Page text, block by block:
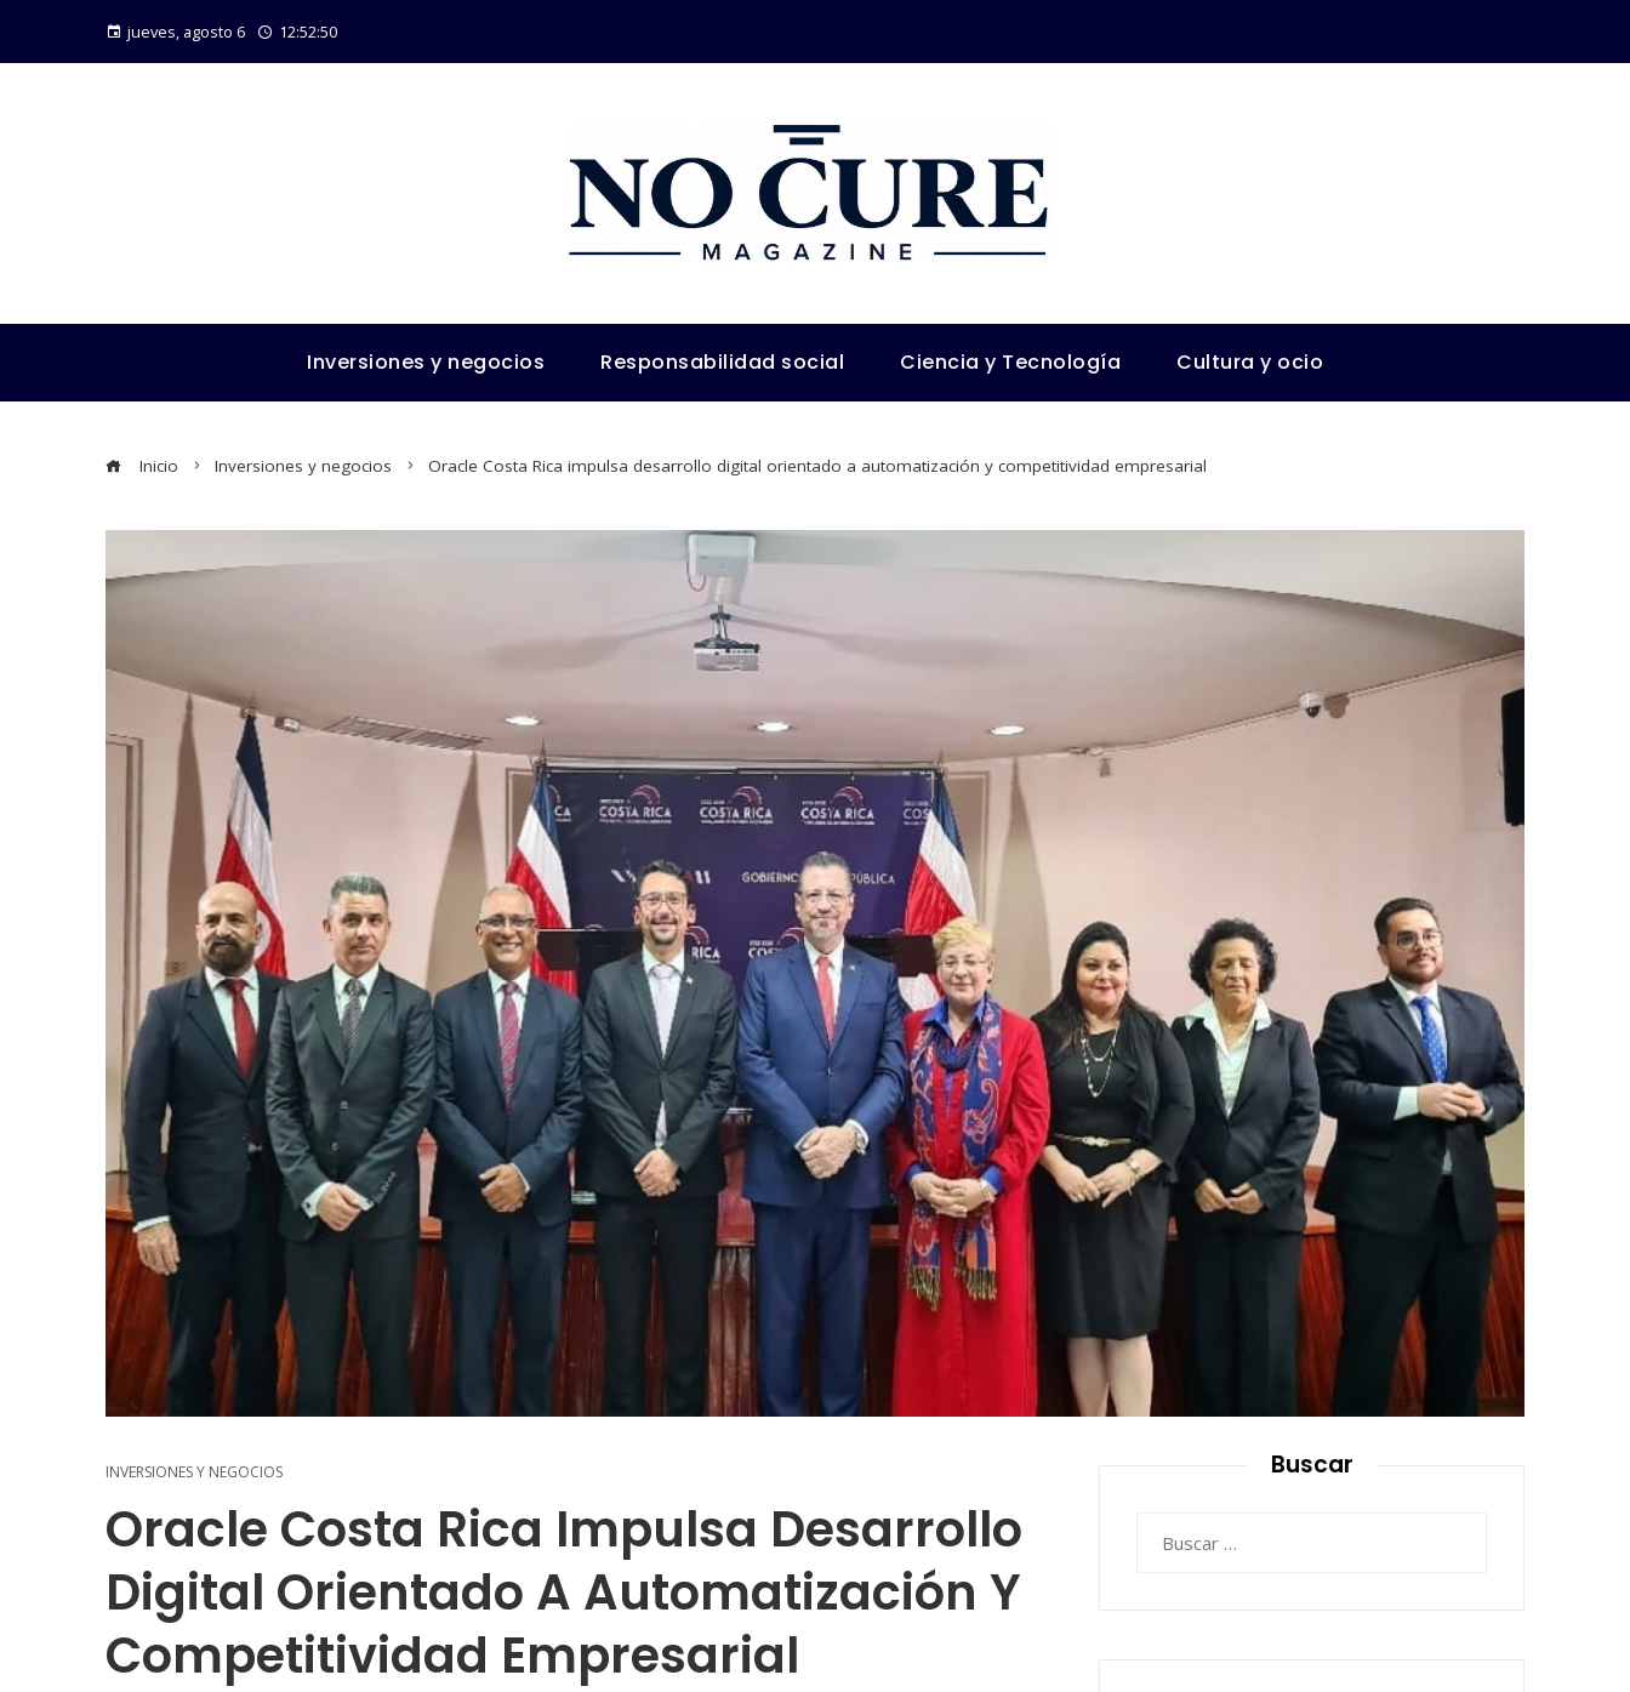
jueves, agosto 6 12:52:51
Inversiones y negocios Responsabilidad social Ciencia y Tecnología Cultura y ocio
Inicio Inversiones y negocios Oracle Costa Rica impulsa desarrollo digital orientado a automatización y competitividad empresarial
INVERSIONES Y NEGOCIOS
Oracle Costa Rica Impulsa Desarrollo
Digital Orientado A Automatización Y
Competitividad Empresarial
Buscar